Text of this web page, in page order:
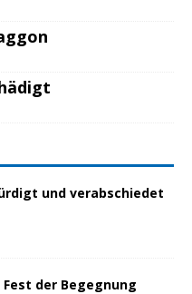
und verabschiedet
Fest der Begegnung